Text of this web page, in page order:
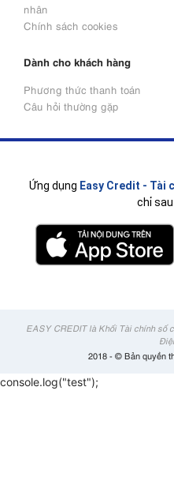
nhân
Chính sách cookies
Dành cho khách hàng
Phương thức thanh toán
Câu hỏi thường gặp
Ứng dụng Easy Credit - Tài
chỉ sau
EASY CREDIT là Khối Tài chính số
2018 - © Bản quyền
console.log("test");